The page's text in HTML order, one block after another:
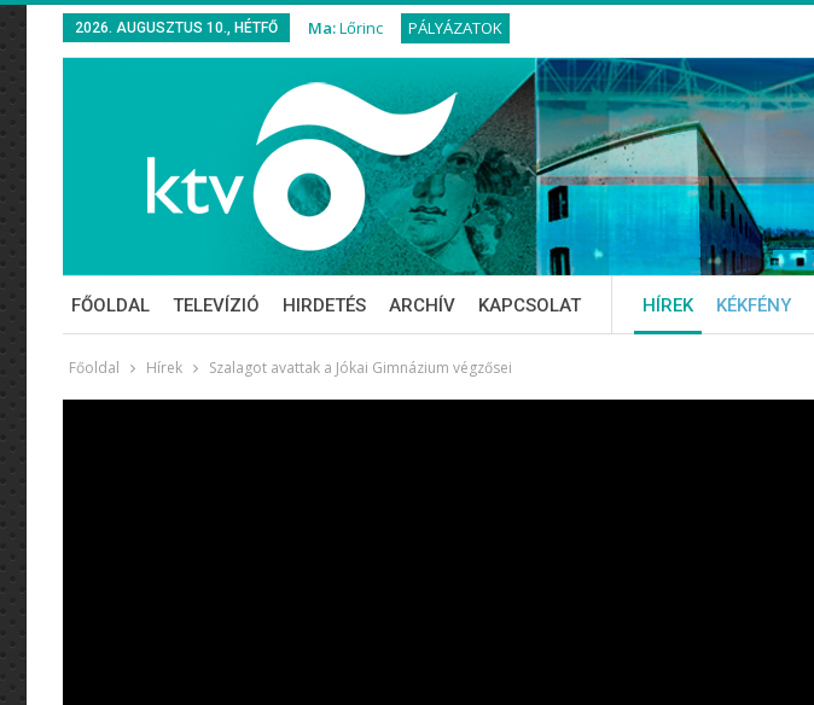
2026. AUGUSZTUS 10., HÉTFŐ Ma:Lőrinc PÁLYÁZATOK
FŐOLDAL TELEVÍZIÓ HIRDETÉS ARCHÍV KAPCSOLAT HÍREK KÉKFÉNY
Főoldal Hírek Szalagot avattak a Jókai Gimnázium végzősei